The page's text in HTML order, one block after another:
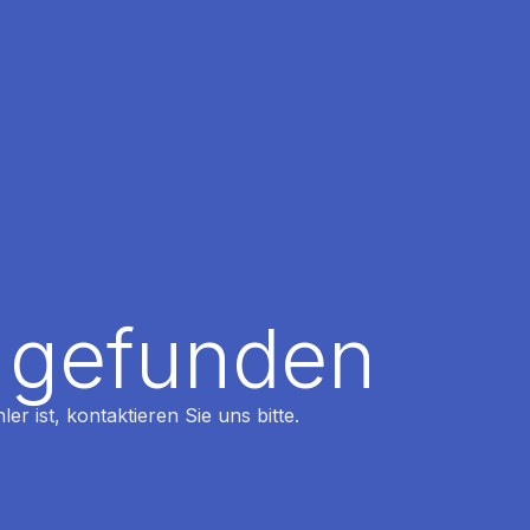
ist, kontaktieren Sie uns bitte.